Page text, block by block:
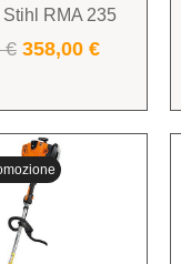
RMA 235
€ 358,00 €